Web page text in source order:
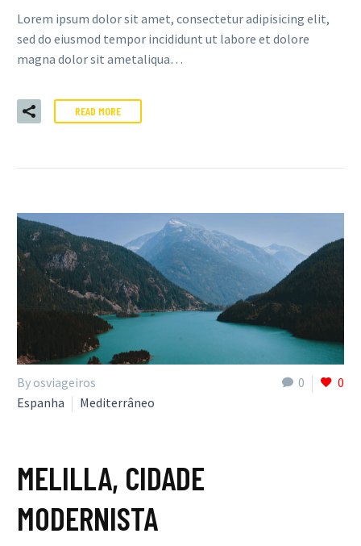
Lorem ipsum dolor sit amet, consectetur adipisicing elit,
sed do eiusmod tempor incididunt ut labore et dolore
magna dolor sit ametaliqua…
READ MORE
0 0
By osviageiros
Espanha
Mediterrâneo
MELILLA, CIDADE
MODERNISTA